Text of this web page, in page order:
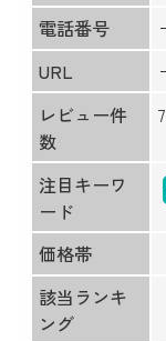
電話番号
URL
レビュー件
数
注目キーワ
ード
価格帯
該当ランキ
ング